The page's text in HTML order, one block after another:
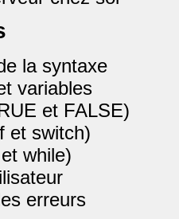
la syntaxe
variables
et FALSE)
et switch)
while)
erreurs